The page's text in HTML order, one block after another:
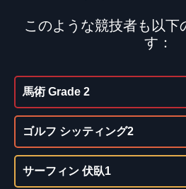
このような競技者も以下
す：
馬術 Grade 2
ゴルフ シッティング2
サーフィン 伏臥1